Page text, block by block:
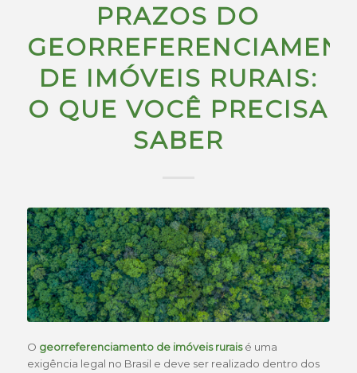
PRAZOS DO
DE IMÓVEIS RURAIS:
O QUE VOCÊ PRECISA
SABER
O georreferenciamento de imóveis ruraisé uma
exigência legal no Brasil e deve ser realizado dentro dos